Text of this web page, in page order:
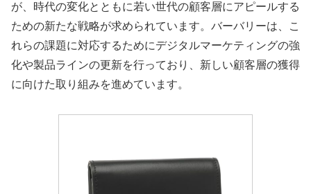
が、時代の変化とともに若い世代の顧客層にアピールする
ための新たな戦略が求められています。バーバリーは、こ
れらの課題に対応するためにデジタルマーケティングの強
化や製品ラインの更新を行っており、新しい顧客層の獲得
に向けた取り組みを進めています。